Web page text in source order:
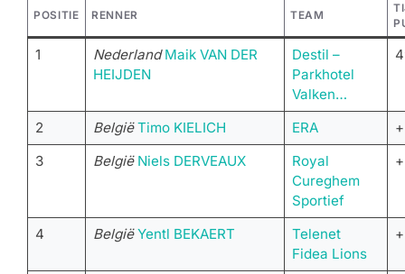
POSITIE RENNER TEAM
1 Nederland Maik VAN DER
HEIJDEN
Destil –
Parkhotel
Valken…
2 België Timo KIELICH ERA
3
België Niels DERVEAUX
Royal
Cureghem
Sportief
4 België Yentl BEKAERT
Telenet
Fidea Lions